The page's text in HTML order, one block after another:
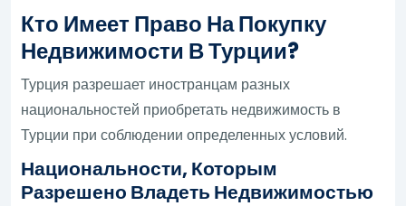
Кто Имеет Право На Покупку
Недвижимости В Турции?
Турция разрешает иностранцам разных
национальностей приобретать недвижимость в
Турции при соблюдении определенных условий.
Национальности, Которым
Разрешено Владеть Недвижимостью